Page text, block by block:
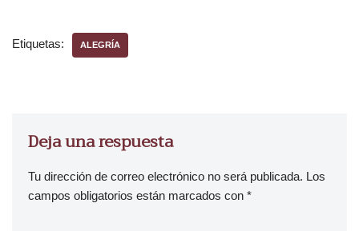
Etiquetas: ALEGRÍA
Deja una respuesta
Tu dirección de correo electrónico no será publicada. Los
campos obligatorios están marcados con *